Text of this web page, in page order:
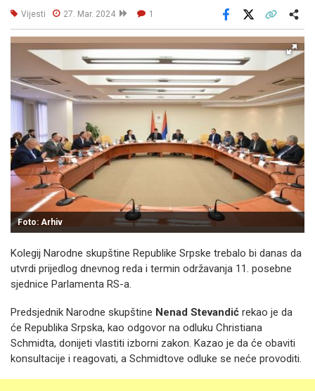
Vijesti 27. Mar. 2024 1
Facebook
Foto: Arhiv
Kolegij Narodne skupštine Republike Srpske trebalo bi danas da
utvrdi prijedlog dnevnog reda i termin održavanja 11. posebne
sjednice Parlamenta RS-a.
Predsjednik Narodne skupštine Nenad Stevandić rekao je da
će Republika Srpska, kao odgovor na odluku Christiana
Schmidta, donijeti vlastiti izborni zakon. Kazao je da će obaviti
konsultacije i reagovati, a Schmidtove odluke se neće provoditi.